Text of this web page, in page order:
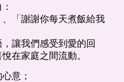
、「謝謝你每天煮飯給我
讓我們感受到愛的回
在家庭之間流動。
意；